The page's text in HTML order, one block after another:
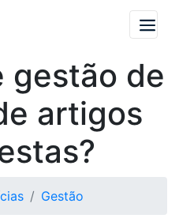
um
gestão de
artigos
Gestão